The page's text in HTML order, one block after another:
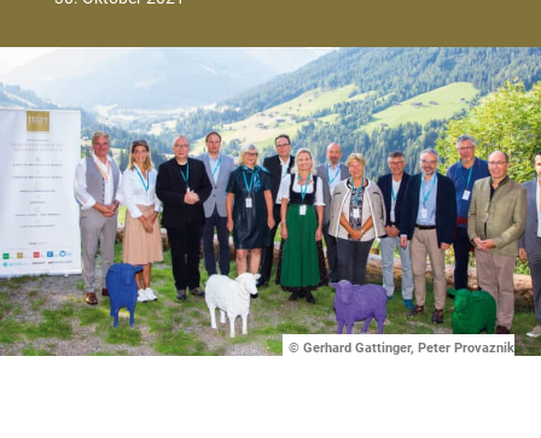
© Gerhard Gattinger, Peter Provaznik